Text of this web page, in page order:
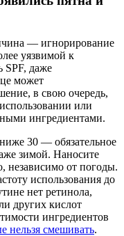
— игнорирование
уязвимой к
SPF, даже
может
в свою очередь,
или
ингредиентами.
30 — обязательное
зимой. Наносите
независимо от погоды.
использования до
нет ретинола,
других кислот
ингредиентов
нельзя смешивать.